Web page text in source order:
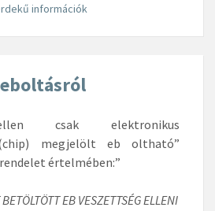
információk
csak elektronikus
megjelölt eb oltható”
rendelet értelmében:”
EB VESZETTSÉG ELLENI